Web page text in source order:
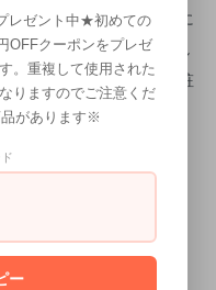
きの気になる部分を中心に
ジします。ポロポロとし
い流します。その後、化粧
い。
水分をよく拭き取ってか
てご使用ください。傷、
レゼント中★初めての
OFFクーポンをプレゼ
。重複して使用された
りますのでご注意くだ
があります※
ー